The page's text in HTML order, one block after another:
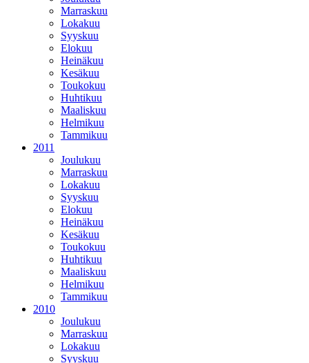
Marraskuu
Lokakuu
Syyskuu
Elokuu
Heinäkuu
Kesäkuu
Toukokuu
Huhtikuu
Maaliskuu
Helmikuu
Tammikuu
2011
Joulukuu
Marraskuu
Lokakuu
Syyskuu
Elokuu
Heinäkuu
Kesäkuu
Toukokuu
Huhtikuu
Maaliskuu
Helmikuu
Tammikuu
2010
Joulukuu
Marraskuu
Lokakuu
Syyskuu